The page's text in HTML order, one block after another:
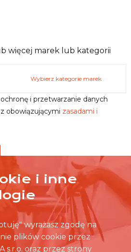
więcej marek lub kategorii
Wybierz kategorie marek
i przetwarzanie danych
obowiązującymi zasadami i
i inne
wyrażasz zgodę na
plików cookie przez
s.r.o. oraz przez strony